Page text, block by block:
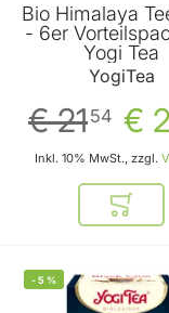
Bio Himalaya
- 6er
Yogi Tea
YogiTea
€
€ 2154
Inkl. 10% MwSt., zzgl.
In den
-5 %